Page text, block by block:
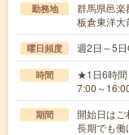
勤務地
群馬県邑楽
板倉東洋大
曜日頻度 週2日～5
時間
★1日6時間
7:00～
期間
開始日は
長期でも働